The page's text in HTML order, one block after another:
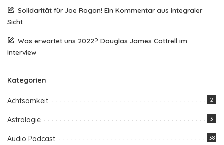
Solidarität für Joe Rogan! Ein Kommentar aus integraler
Sicht
Was erwartet uns 2022? Douglas James Cottrell im
Interview
Kategorien
Achtsamkeit 2
Astrologie 3
Audio Podcast 38